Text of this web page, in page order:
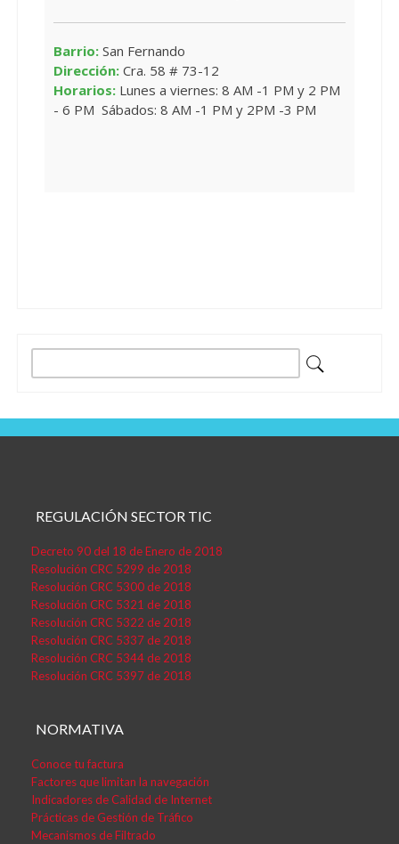
Barrio: San Fernando
Dirección: Cra. 58 # 73-12
Horarios: Lunes a viernes: 8 AM -1 PM y 2 PM
- 6 PM Sábados: 8 AM -1 PM y 2PM -3 PM
REGULACIÓN SECTOR TIC
Decreto 90 del 18 de Enero de 2018
Resolución CRC 5299 de 2018
Resolución CRC 5300 de 2018
Resolución CRC 5321 de 2018
Resolución CRC 5322 de 2018
Resolución CRC 5337 de 2018
Resolución CRC 5344 de 2018
Resolución CRC 5397 de 2018
NORMATIVA
Conoce tu factura
Factores que limitan la navegación
Indicadores de Calidad de Internet
Prácticas de Gestión de Tráfico
Mecanismos de Filtrado